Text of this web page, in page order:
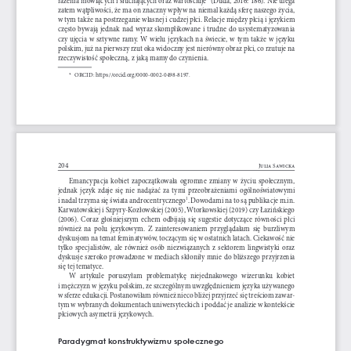
zatem wątpliwości, że ma on znaczny wpływ na niemal każdą sferę naszego życia,
w tym także na postrzeganie własnej i cudzej płci. Relacje między płcią i językiem
często bywają jednak nad wyraz skomplikowane i trudne do usystematyzowania
czy  ujęcia  w  sztywne  ramy.  W  wielu  językach  na  świecie,  w  tym  także  w  języku
polskim, już na pierwszy rzut oka widoczny jest nierówny obraz płci, co rzutuje na
rzeczywistość społeczną, z jaką mamy do czynienia.
*    ORCID: https://orcid.org/0000-0002-0498-8197.
Julia Sawicka
204
Emancypacja  kobiet  zapoczątkowała  ogromne  zmiany  w  życiu  społecznym,
jednak  język  zdaje  się  nie  nadążać  za  tymi  przeobrażeniami  ogólnoświatowymi
i nadal trzyma się świata androcentrycznego1
. Dowodami na to są publikacje m.in.
Karwatowskiej i Szpyry-Kozłowskiej (2005), Wtorkowskiej (2019) czy Łazińskiego
(2006).  Coraz  głośniejszym  echem  odbijają  się  sugestie  dotyczące  równości  płci
również  na  polu  językowym.  Z  zainteresowaniem  przyglądałam  się  burzliwym
dyskusjom na temat feminatywów, toczącym się w ostatnich latach. Ciekawość nie
tylko  specjalistów,  ale  również  osób  niezwiązanych  z  sektorem  lingwistyki  oraz
dyskusje szeroko prowadzone w mediach skłoniły mnie do bliższego przyjrzenia
się tej tematyce.
W  artykule  poruszyłam  problematykę  niejednakowego  wizerunku  kobiet
i mężczyzn w języku polskim, ze szczególnym uwzględnieniem języka używanego
w sferze edukacji. Postanowiłam również nieco bliżej przyjrzeć się treściom zawar-
tym w wybranych dokumentach uniwersyteckich i poddać je analizie w kontekście
płciowych asymetrii językowych.
Paradygmat konstruktywizmu społecznego